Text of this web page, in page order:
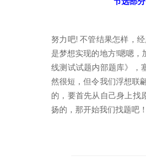
努力吧! 不管结果怎样，
是梦想实现的地方!嗯嗯
线测试试题内部题库》，
然很短，但令我们浮想联
的，要首先从自己身上找
扬的，那开始我们找题吧！